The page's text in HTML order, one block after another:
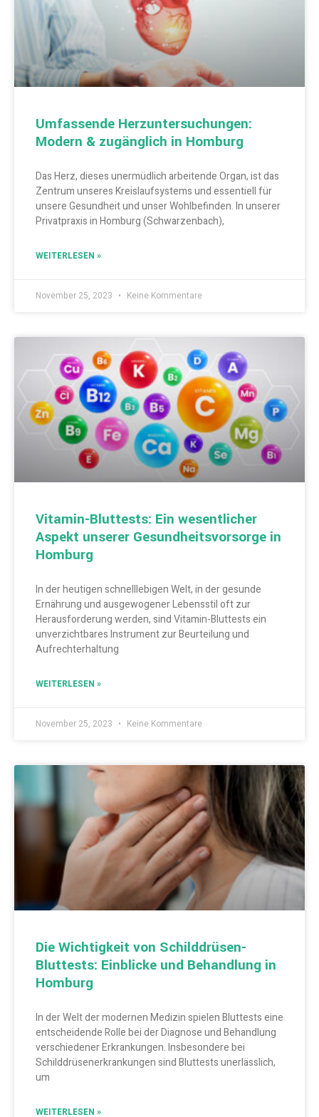
Umfassende Herzuntersuchungen:
Modern & zugänglich in Homburg
Das Herz, dieses unermüdlich arbeitende Organ, ist das
Zentrum unseres Kreislaufsystems und essentiell für
unsere Gesundheit und unser Wohlbefinden. In unserer
Privatpraxis in Homburg (Schwarzenbach),
WEITERLESEN »
November 25, 2023 Keine Kommentare
Vitamin-Bluttests: Ein wesentlicher
Aspekt unserer Gesundheitsvorsorge in
Homburg
In der heutigen schnelllebigen Welt, in der gesunde
Ernährung und ausgewogener Lebensstil oft zur
Herausforderung werden, sind Vitamin-Bluttests ein
unverzichtbares Instrument zur Beurteilung und
Aufrechterhaltung
WEITERLESEN »
November 25, 2023 Keine Kommentare
Die Wichtigkeit von Schilddrüsen-
Bluttests: Einblicke und Behandlung in
Homburg
In der Welt der modernen Medizin spielen Bluttests eine
entscheidende Rolle bei der Diagnose und Behandlung
verschiedener Erkrankungen. Insbesondere bei
Schilddrüsenerkrankungen sind Bluttests unerlässlich,
um
WEITERLESEN »